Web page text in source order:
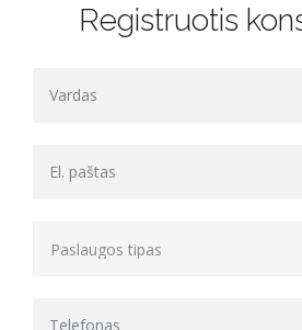
Registruotis